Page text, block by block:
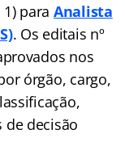
para Analista
. Os editais nº
nos
órgão, cargo,
de decisão